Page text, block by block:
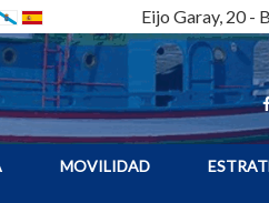
Eijo Garay, 20 -
MOVILIDAD